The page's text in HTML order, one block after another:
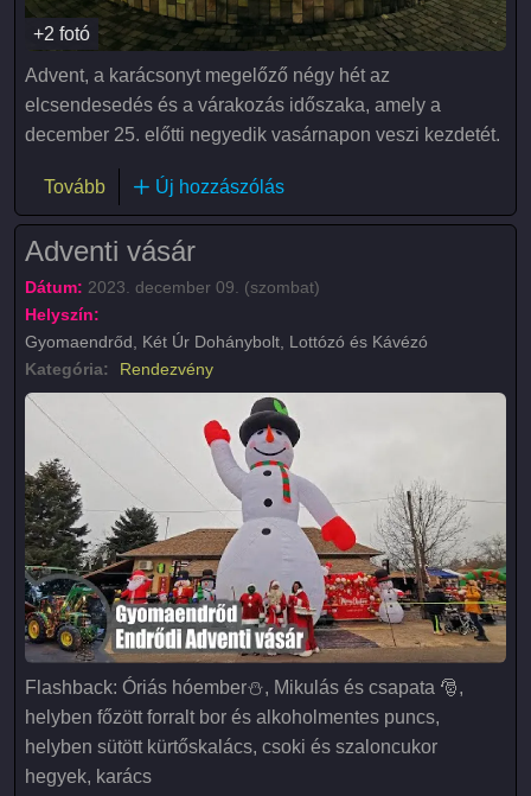
+2 fotó
Advent, a karácsonyt megelőző négy hét az
elcsendesedés és a várakozás időszaka, amely a
december 25. előtti negyedik vasárnapon veszi kezdetét.
Tovább(Adventi gyertyagyújtás)
Új hozzászólás
Adventi vásár
Dátum: 2023. december 09. (szombat)
Helyszín:
Gyomaendrőd, Két Úr Dohánybolt, Lottózó és Kávézó
Kategória:
Rendezvény
Flashback: Óriás hóember⛄️, Mikulás és csapata 🎅,
helyben főzött forralt bor és alkoholmentes puncs,
helyben sütött kürtőskalács, csoki és szaloncukor
hegyek, karács